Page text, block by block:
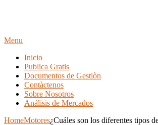
Menu
Inicio
Publica Gratis
Documentos de Gestiòn
Contàctenos
Sobre Nosotros
Análisis de Mercados
HomeMotores¿Cuáles son los diferentes tipos